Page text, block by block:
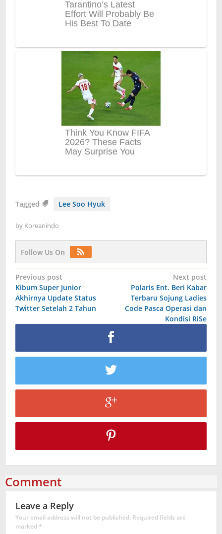
Tagged Lee Soo Hyuk
by Koreanindo
Follow Us On
Post
navigation
Previous post
Kibum Super Junior
Akhirnya Update Status
Twitter Setelah 2 Tahun
Next post
Polaris Ent. Beri Kabar
Terbaru Sojung Ladies
Code Pasca Operasi dan
Kondisi RiSe
Comment
Leave a Reply
Your email address will not be published. Required fields are
marked*